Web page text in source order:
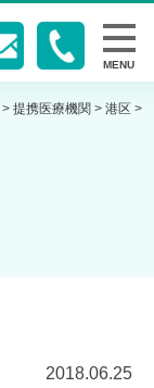
MENU
>提携医療機関 >港区 >
2018.06.25